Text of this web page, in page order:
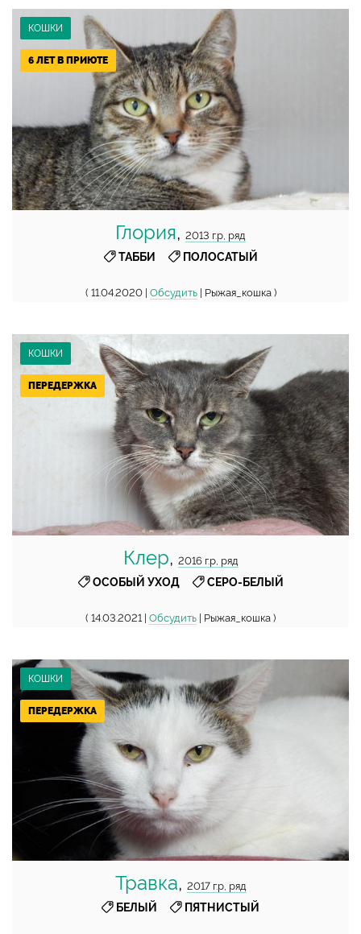
КОШКИ
Глория, 2013 г.р, ряд
ТАББИ
ПОЛОСАТЫЙ
( 11.04.2020 | Обсудить| Рыжая_кошка )
6 ЛЕТ В ПРИЮТЕ
КОШКИ
Клер, 2016 г.р, ряд
ОСОБЫЙ УХОД, СЕРО-БЕЛЫЙ
( 14.03.2021 | Обсудить | Рыжая_кошка )
ПЕРЕДЕРЖКА
КОШКИ
Травка, 2017 г.р, ряд
БЕЛЫЙ
ПЯТНИСТЫЙ
ПЕРЕДЕРЖКА